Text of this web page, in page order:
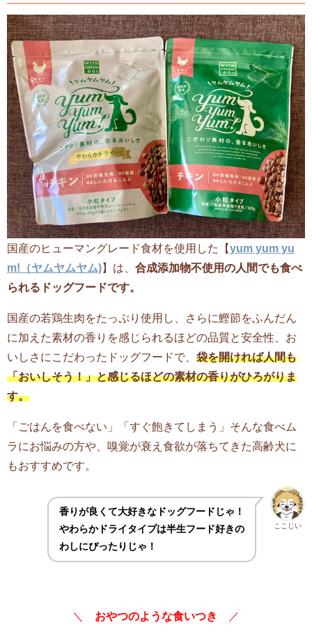
国産のヒューマングレード食材を使用した【yum yum yu
m!（ヤムヤムヤム)】は、 合成添加物不使用の人間でも食べ
られるドッグフードです。
国産の若鶏生肉をたっぷり使用し、さらに鰹節をふんだん
に加えた素材の香りを感じられるほどの品質と安全性、お
いしさにこだわったドッグフードで、 袋を開ければ人間も
「おいしそう！」と感じるほどの素材の香りがひろがりま
す。
「ごはんを食べない」「すぐ飽きてしまう」そんな食べム
ラにお悩みの方や、嗅覚が衰え食欲が落ちてきた高齢犬に
もおすすめです。
ここじい
香りが良くて大好きなドッグフードじゃ！
やわらかドライタイプは半生フード好きの
わしにぴったりじゃ！
＼ おやつのような食いつき ／